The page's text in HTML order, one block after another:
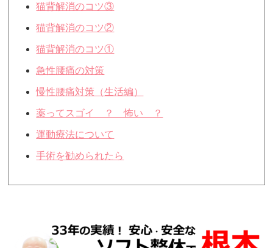
猫背解消のコツ③
猫背解消のコツ②
猫背解消のコツ①
急性腰痛の対策
慢性腰痛対策（生活編）
薬ってスゴイ ？ 怖い ？
運動療法について
手術を勧められたら